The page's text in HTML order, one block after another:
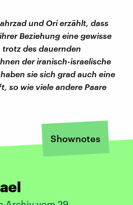
und Ori erzählt, dass
Beziehung eine gewisse
des dauernden
der iranisch-israelische
sie sich grad auch eine
so wie viele andere Paare
Shownotes